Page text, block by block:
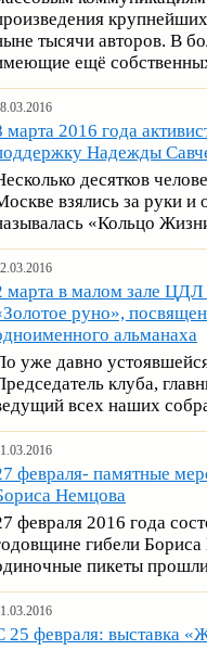
тысячи авторов. В
ещё
марта 2016 года
Надежды
десятков
взялись за руки и
«Кольцо
марта в малом зале ЦДЛ
руно»,
альманаха
уже давно
клуба,
всех наших
февраля- памятные
Немцова
февраля 2016 года
гибели
пикеты
25 февраля: выставка